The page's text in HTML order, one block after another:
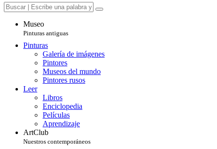
Museo
Pinturas antiguas
Pinturas
Galería de imágenes
Pintores
Museos del mundo
Pintores rusos
Leer
Libros
Enciclopedia
Películas
Aprendizaje
ArtClub
Nuestros contemporáneos